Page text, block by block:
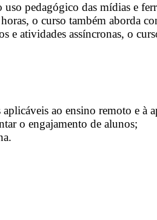
pedagógico das mídias e
o curso também aborda
atividades assíncronas, o
ao ensino remoto e à
o engajamento de alunos;